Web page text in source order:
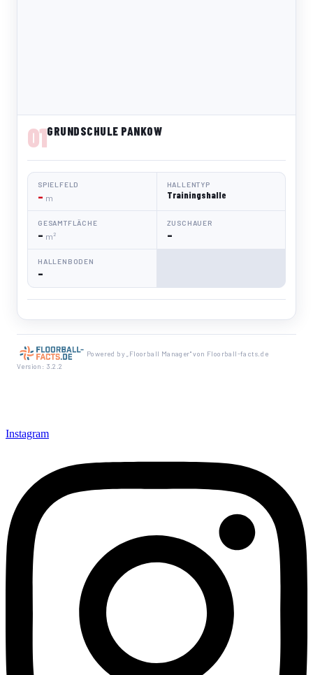
01GRUNDSCHULE PANKOW
SPIELFELD
– m
HALLENTYP
Trainingshalle
GESAMTFLÄCHE
– m²
ZUSCHAUER
–
HALLENBODEN
–
Powered by „Floorball Manager" von Floorball-facts.de
Version: 3.2.2
Instagram